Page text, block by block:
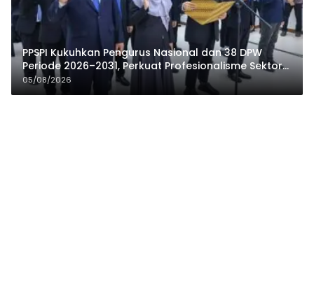
PPSPI Kukuhkan Pengurus Nasional dan 38 DPW
Periode 2026–2031, Perkuat Profesionalisme Sektor
Publik
05/08/2026